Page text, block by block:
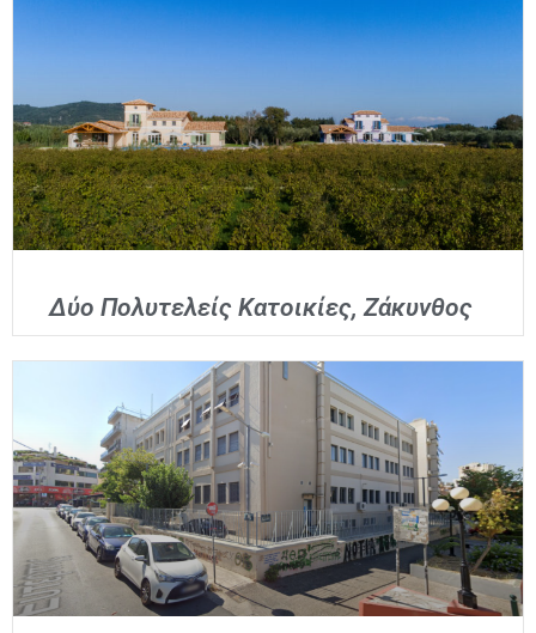
Δύο Πολυτελείς Κατοικίες, Ζάκυνθος